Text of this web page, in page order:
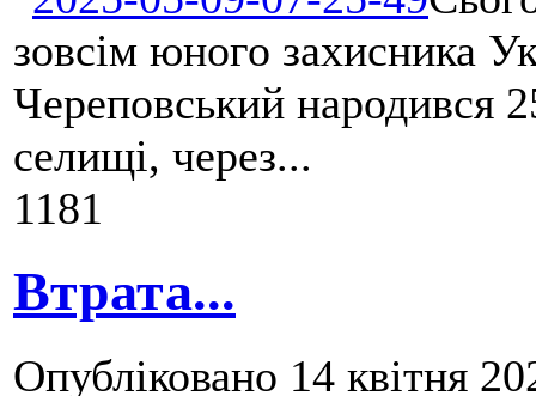
зовсім юного захисника
Череповський народився
селищі, через...
1181
Втрата...
Опубліковано 14 квітня